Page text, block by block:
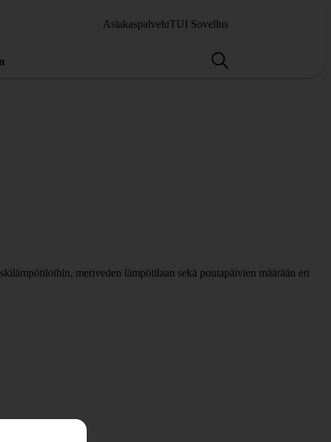
AsiakaspalveluTUI Sovellus
meriveden lämpötilaan sekä poutapäivien määrään eri